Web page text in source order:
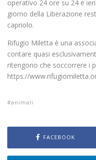
operativo 24 ore su 24 e
giorno della Liberazione
capriolo.
Rifugio Miletta è una
contare quasi
ritengono che soccorrere i
https://
animali
FACEBOOK